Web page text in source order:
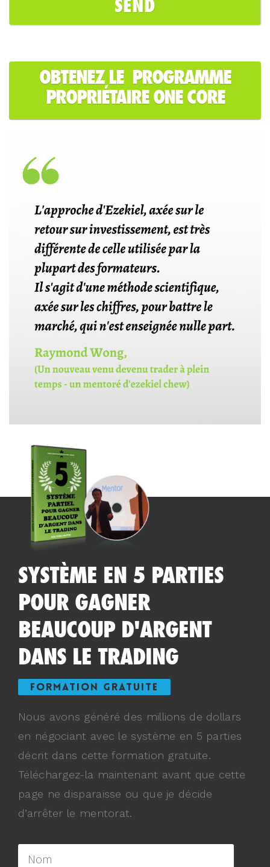
OBTENEZ LE PROGRAMME
PROPRIÉTAIRE ONE CORE
SYSTÈME EN 5 PARTIES
POUR GAGNER
BEAUCOUP D'ARGENT
DANS LE TRADING
FORMATION GRATUITE
Nous avons généré des millions de dollars
en négociant avec le système en 5 parties
décrit dans cette formation gratuite.
Téléchargez-la maintenant avant que cette
page ne disparaisse ou que je décide
d’arrêter le mentorat.